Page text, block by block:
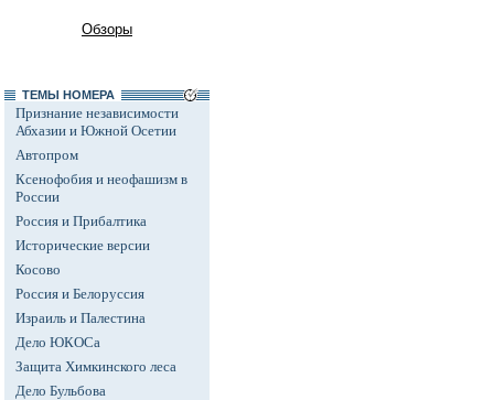
Обзоры
ТЕМЫ НОМЕРА
Признание независимости
Абхазии и Южной Осетии
Автопром
Ксенофобия и неофашизм в
России
Россия и Прибалтика
Исторические версии
Косово
Россия и Белоруссия
Израиль и Палестина
Дело ЮКОСа
Защита Химкинского леса
Дело Бульбова